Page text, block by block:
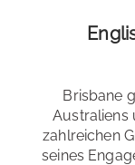
Brisbane
Australiens
zahlreichen
seines
Barista Kaffee
Unsere
persönlich
liebevolle
max. 40 min
Moreton